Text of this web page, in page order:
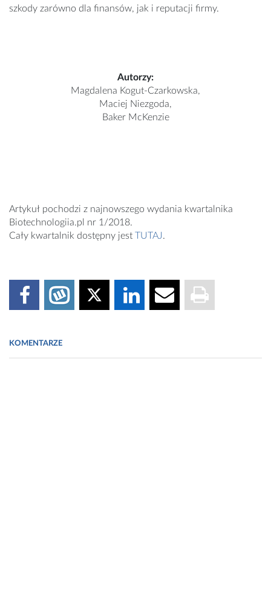
szkody zarówno dla finansów, jak i reputacji firmy.
Autorzy:
Magdalena Kogut-Czarkowska,
Maciej Niezgoda,
Baker McKenzie
Artykuł pochodzi z najnowszego wydania kwartalnika
Biotechnologiia.pl nr 1/2018.
Cały kwartalnik dostępny jest TUTAJ.
KOMENTARZE